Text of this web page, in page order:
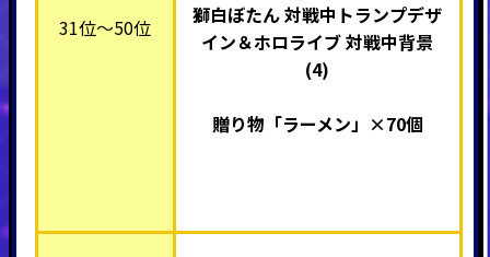
31位～50位
獅白ぼたん 対戦中トランプデザ
イン＆ホロライブ 対戦中背景
(4)
贈り物「ラーメン」×70個